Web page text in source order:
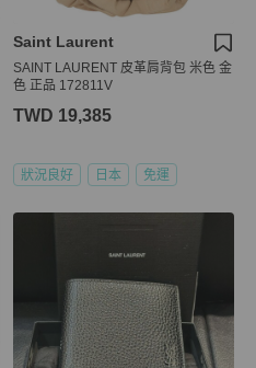
Saint Laurent
SAINT LAURENT 皮革肩背包 米色 金
色 正品 172811V
TWD 19,385
狀況良好 日本 免運